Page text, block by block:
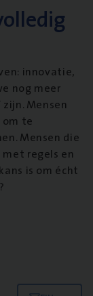
innovatie,
nog meer
Mensen
te
Mensen die
regels en
is om écht